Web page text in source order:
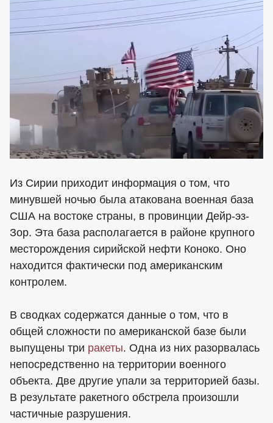
Из Сирии приходит информация о том, что
минувшей ночью была атакована военная база
США на востоке страны, в провинции Дейр-эз-
Зор. Эта база располагается в районе крупного
месторождения сирийской нефти Коноко. Оно
находится фактически под американским
контролем.
В сводках содержатся данные о том, что в
общей сложности по американской базе были
выпущены три ракеты. Одна из них разорвалась
непосредственно на территории военного
объекта. Две другие упали за территорией базы.
В результате ракетного обстрела произошли
частичные разрушения.